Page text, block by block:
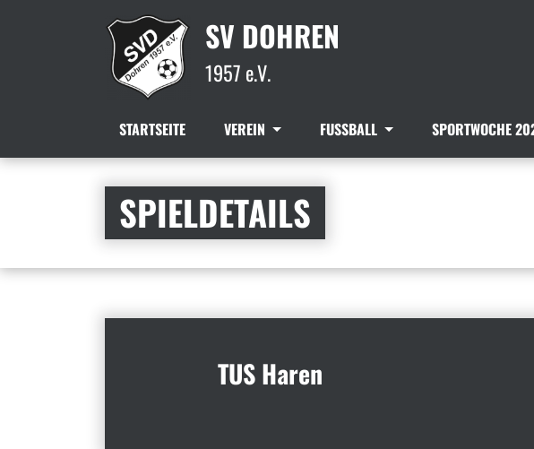
SV DOHREN
1957 e.V.
STARTSEITE VEREIN FUSSBALL SPORTWOCHE
SPIELDETAILS
TUS Haren